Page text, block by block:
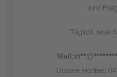
und
Täglich neue
Mail:in**@
Unsere Hotline: